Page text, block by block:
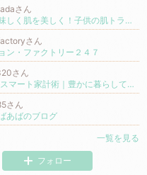
さん
ごはんを美味しく肌を美しく！子供の肌トラブルと痒みを治してあげたいママに送るアトピー食事改善法！アトピー専門家歴10年/秋田ハナエ
さん
ン・ファクトリー２４７
さん
60代からのスマート家計術｜豊かに暮らして、しっかり残す
さん
あばのブログ
一覧を見る
フォロー